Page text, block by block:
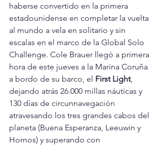
haberse convertido en la primera
estadounidense en completar la vuelta
al mundo a vela en solitario y sin
escalas en el marco de la Global Solo
Challenge. Cole Brauer llegó a primera
hora de este jueves a la Marina Coruña
a bordo de su barco, el First Light,
dejando atrás 26.000 millas náuticas y
130 días de circunnavegación
atravesando los tres grandes cabos del
planeta (Buena Esperanza, Leeuwin y
Hornos) y superando con